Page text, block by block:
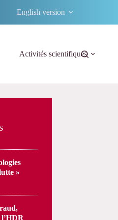
English version
Activités scientifiques
»